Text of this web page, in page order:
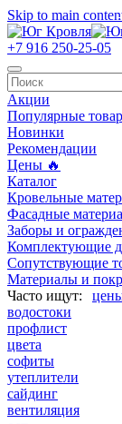
Skip to main
+7 916 250-25-05
Акции
Популярные
Новинки
Рекомендации
Цены 🔥
Каталог
Кровельные
Фасадные
Заборы и
Комплектующие
Сопутствующие
Материалы и
водостоки
профлист
цвета
софиты
утеплители
сайдинг
вентиляция